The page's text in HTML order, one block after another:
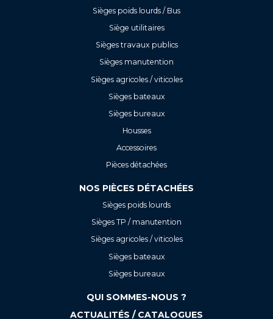
Sièges poids lourds / Bus
Siège utilitaires
Sièges travaux publics
Sièges manutention
Sièges agricoles / viticoles
Sièges bateaux
Sièges bureaux
Housses
Accessoires
Pièces détachées
NOS PIÈCES DÉTACHÉES
Sièges poids lourds
Sièges TP / manutention
Sièges agricoles / viticoles
Sièges bateaux
Sièges bureaux
QUI SOMMES-NOUS ?
ACTUALITÉS / CATALOGUES